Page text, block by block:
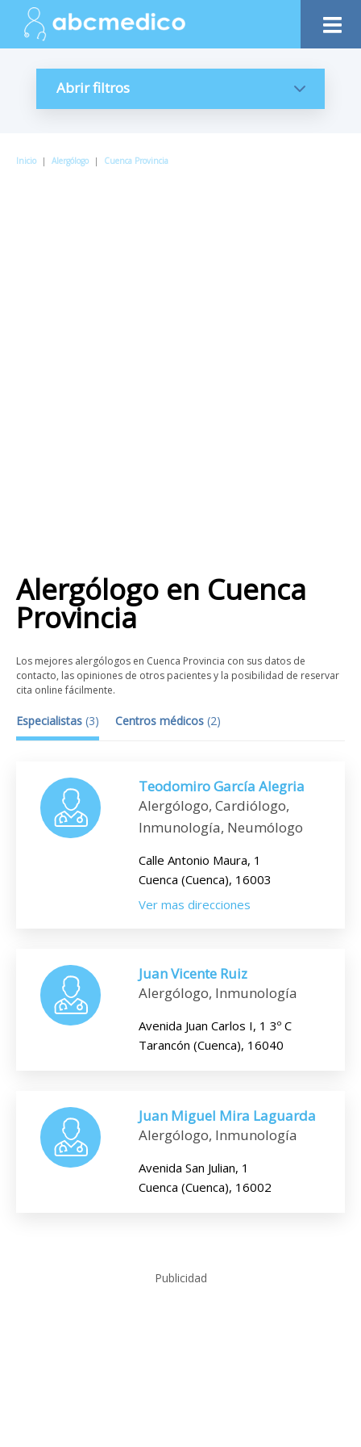
Abrir filtros
Inicio | Alergólogo | Cuenca Provincia
Alergólogo en Cuenca
Provincia
Los mejores alergólogos en Cuenca Provincia con sus datos de
contacto, las opiniones de otros pacientes y la posibilidad de reservar
cita online fácilmente.
Especialistas (3) Centros médicos (2)
Teodomiro García Alegria
Alergólogo, Cardiólogo,
Inmunología, Neumólogo
Calle Antonio Maura, 1
Cuenca (Cuenca), 16003
Ver mas direcciones
Juan Vicente Ruiz
Alergólogo, Inmunología
Avenida Juan Carlos I, 1 3º C
Tarancón (Cuenca), 16040
Juan Miguel Mira Laguarda
Alergólogo, Inmunología
Avenida San Julian, 1
Cuenca (Cuenca), 16002
Publicidad